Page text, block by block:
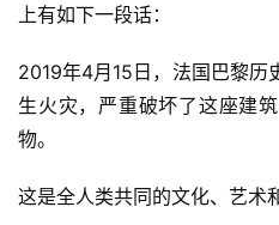
上有如下一段话：
2019年4月15日，法国巴黎历
生火灾，严重破坏了这座建
物。
这是全人类共同的文化、艺术